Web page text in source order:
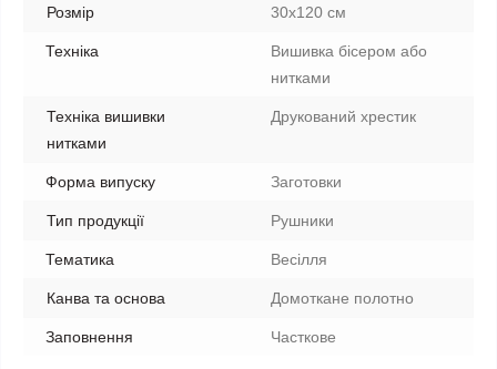
Розмір 30х120 см
Техніка
Вишивка бісером або
нитками
Техніка вишивки
нитками
Друкований хрестик
Форма випуску Заготовки
Тип продукції Рушники
Тематика Весілля
Канва та основа Домоткане полотно
Заповнення Часткове